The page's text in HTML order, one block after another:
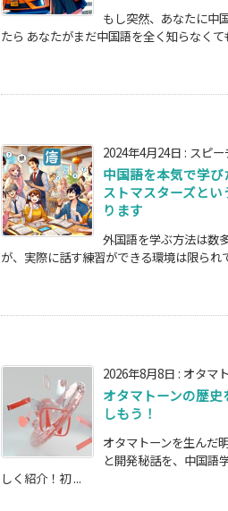
もし突然、あなたに中
たら あなたがまだ中国語を全く知らなくて
2024年4月24日 : スピー
中国語を本気で学
ストマスターズとい
ります
外国語を学ぶ方法は数
が、実際に話す練習ができる環境は限られ
2026年8月8日 : オタマ
オタマトーンの歴
しもう！
オタマトーンを生んだ
と開発秘話を、中国語
しく紹介！初 ...